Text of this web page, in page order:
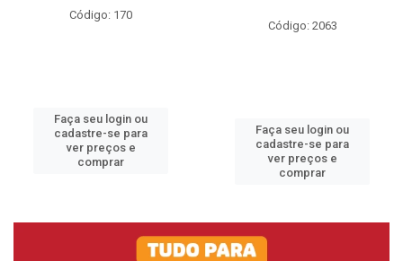
Código: 170
Faça seu login ou
cadastre-se para
ver preços e
comprar
Código: 2063
Faça seu login ou
cadastre-se para
ver preços e
comprar